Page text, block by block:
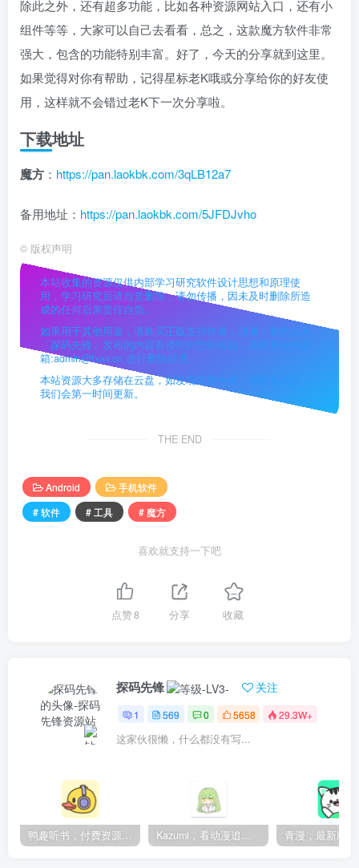
除此之外，还有超多功能，比如各种资源网站入口，还有小
组件等等，大家可以自己去看看，总之，这款魔方软件非常
强大，包含的功能特别丰富。好了，今天的分享就到这里。
如果觉得对你有帮助，记得星标老K哦或分享给你的好友使
用，这样就不会错过老K下一次分享啦。
下载地址
魔方 ： https://pan.laokbk.com/3qLB12a7
备用地址： https://pan.laokbk.com/5JFDJvho
© 版权声明
本站收集的资源仅供内部学习研究软件设计思想和原理使
用，学习研究后请自觉删除，请勿传播，因未及时删除所造
成的任何后果责任自负。
如果用于其他用途，请购买正版支持作者，谢谢！若您认为
「探码先锋」发布的内容若侵犯到您的权益，请联系站长邮
箱:admin@txav.cn 进行删除处理。
本站资源大多存储在云盘，如发现链接失效，请联系我们，
我们会第一时间更新。
THE END
Android
手机软件
# 软件
# 工具 # 魔方
喜欢就支持一下吧
点赞8 分享 收藏
探码先锋 关注
1 569 0 5658 29.3W+
这家伙很懒，什么都没有写...
鸭趣听书，付费资源无限制，内置多书源 Kazumi，看动漫追番的神器，纯净无广